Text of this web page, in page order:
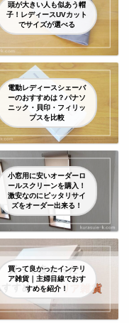
頭が大きい人も似あう帽
子！レディースUVカット
でサイズが選べる
電動レディースシェーバ
ーのおすすめは？パナソ
ニック・貝印・フィリッ
プスを比較
小窓用に安いオーダーロ
ールスクリーンを購入！
激安なのにピッタリサイ
ズをオーダー出来る！
買って良かったインテリ
ア雑貨｜主婦目線でおす
すめを紹介！